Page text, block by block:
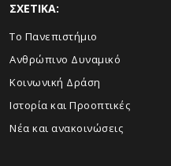
ΣΧΕΤΙΚΑ:
Το Πανεπιστήμιο
Ανθρώπινο Δυναμικό
Κοινωνική Δράση
Ιστορία και Προοπτικές
Νέα και ανακοινώσεις